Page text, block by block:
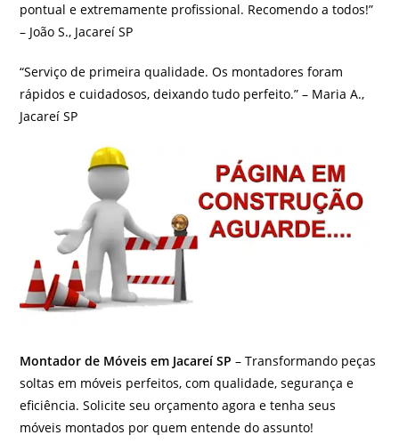
pontual e extremamente profissional. Recomendo a todos!”
– João S., Jacareí SP
“Serviço de primeira qualidade. Os montadores foram
rápidos e cuidadosos, deixando tudo perfeito.” – Maria A.,
Jacareí SP
Montador de Móveis em Jacareí SP – Transformando peças
soltas em móveis perfeitos, com qualidade, segurança e
eficiência. Solicite seu orçamento agora e tenha seus
móveis montados por quem entende do assunto!